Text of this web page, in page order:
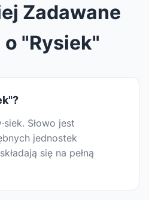
Zadawane
"Rysiek"
Słowo jest
jednostek
się na pełną